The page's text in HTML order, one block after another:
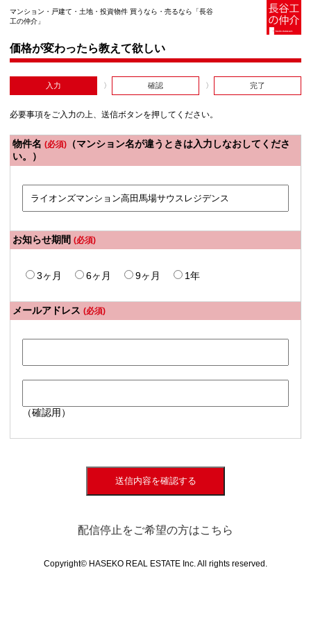
マンション・戸建て・土地・投資物件 買うなら・売るなら「長谷
工の仲介」
価格が変わったら教えて欲しい
入力 確認 完了
必要事項をご入力の上、送信ボタンを押してください。
物件名 (必須) （マンション名が違うときは入力しなおしてくださ
い。）
お知らせ期間 (必須)
3ヶ月 6ヶ月 9ヶ月 1年
メールアドレス (必須)
（確認用）
送信内容を確認する
配信停止をご希望の方はこちら
Copyright© HASEKO REAL ESTATE Inc. All rights reserved.